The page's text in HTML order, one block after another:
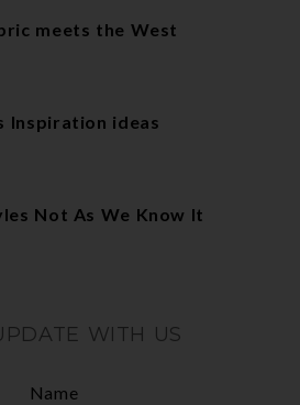
meets the West
Inspiration ideas
Not As We Know It
WITH US
Name